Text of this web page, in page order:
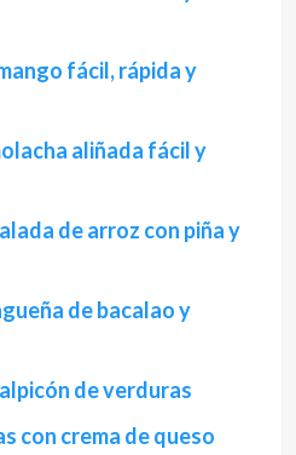
fácil, rápida y
aliñada fácil y
de arroz con piña y
de bacalao y
de verduras
con crema de queso